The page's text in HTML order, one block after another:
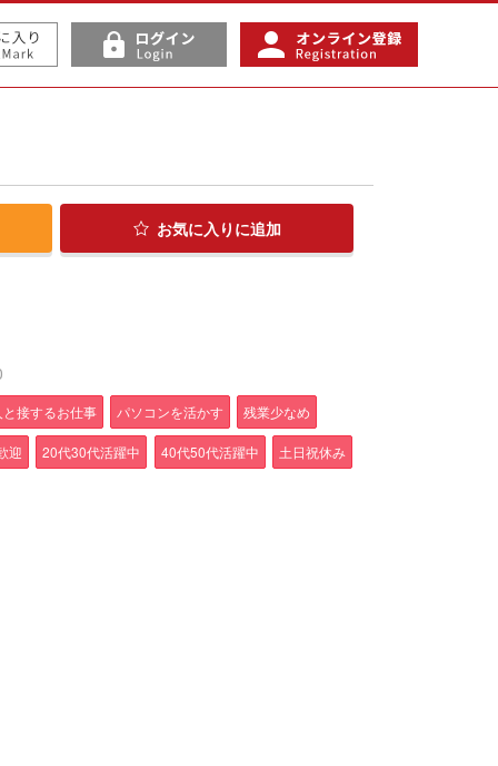
お気に入り に追加
接するお仕事 パソコンを活かす 残業少なめ
迎 20代30代活躍中 40代50代活躍中 土日祝休み